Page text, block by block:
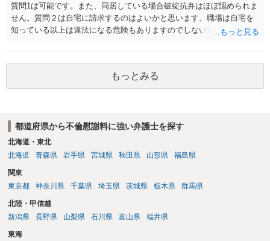
質問1は可能です。また、同居している場合破綻抗弁はほぼ認められま
せん。質問２は自宅に請求するのはよいかと思います。職場は自宅を
知っている以上は違法になる危険もありますのでしない方が良いで
かと思います。有責配偶者ですので相手方からの離婚は拒否しても仮
に訴訟されても法的に成立しません。質問５は認知すると養育費支払
い、相続権が発生します。合意があれば法的に可能ですが法律で強制
することはできません。質問６は可能です。質問７は不貞行為の写真
もっとみる
都道府県から不倫慰謝料に強い弁護士を探す
北海道・東北
北海道
青森県 岩手県 宮城県 秋田県 山形県 福島県
関東
東京都
神奈川県 千葉県 埼玉県 茨城県 栃木県 群馬県
北陸・甲信越
新潟県
長野県 山梨県 石川県 富山県 福井県
東海